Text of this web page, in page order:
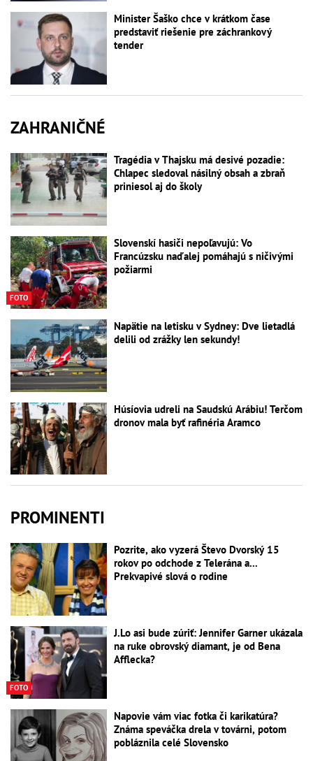
Minister Šaško chce v krátkom čase
predstaviť riešenie pre záchrankový
tender
ZAHRANIČNÉ
Tragédia v Thajsku má desivé pozadie:
Chlapec sledoval násilný obsah a zbraň
priniesol aj do školy
FOTO
Slovenskí hasiči nepoľavujú: Vo
Francúzsku naďalej pomáhajú s ničivými
požiarmi
Napätie na letisku v Sydney: Dve lietadlá
delili od zrážky len sekundy!
Húsíovia udreli na Saudskú Arábiu! Terčom
dronov mala byť rafinéria Aramco
PROMINENTI
Pozrite, ako vyzerá Števo Dvorský 15
rokov po odchode z Telerána a...
Prekvapivé slová o rodine
FOTO
J.Lo asi bude zúriť: Jennifer Garner ukázala
na ruke obrovský diamant, je od Bena
Afflecka?
Napovie vám viac fotka či karikatúra?
Známa speváčka drela v továrni, potom
pobláznila celé Slovensko